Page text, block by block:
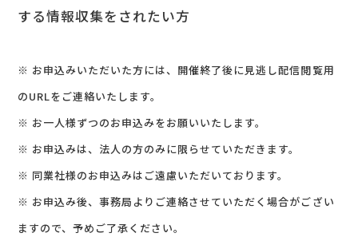
する情報収集をされたい方
※ お申込みいただいた方には、開催終了後に見逃し配信閲覧用
のURLをご連絡いたします。
※ お一人様ずつのお申込みをお願いいたします。
※ お申込みは、法人の方のみに限らせていただきます。
※ 同業社様のお申込みはご遠慮いただいております。
※ お申込み後、事務局よりご連絡させていただく場合がござい
ますので、予めご了承ください。